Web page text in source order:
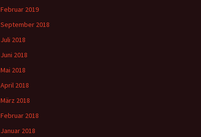
Februar 2019
September 2018
Juli 2018
Juni 2018
Mai 2018
April 2018
März 2018
Februar 2018
Januar 2018